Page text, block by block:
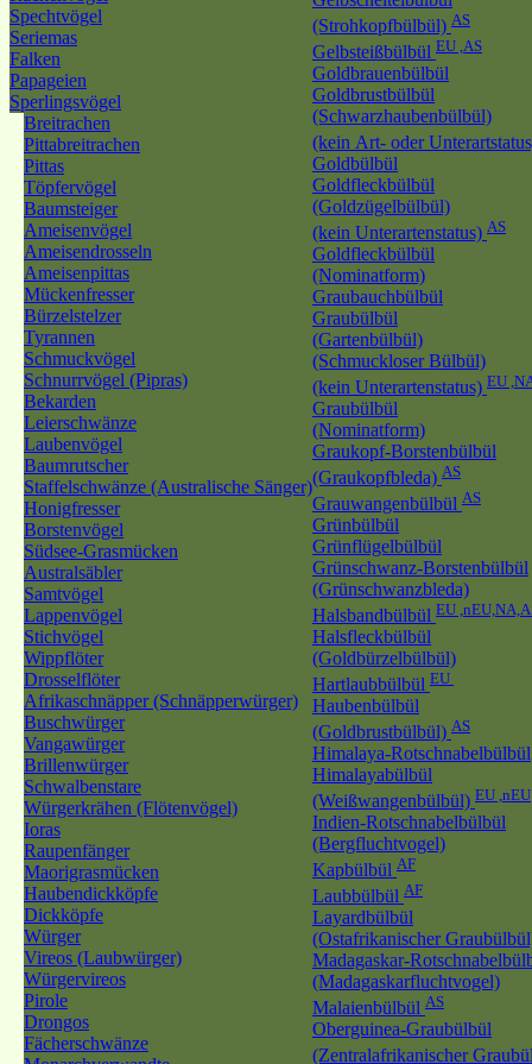
Spechtvögel
Seriemas
Falken
Papageien
Sperlingsvögel
Breitrachen
Pittabreitrachen
Pittas
Töpfervögel
Baumsteiger
Ameisenvögel
Ameisendrosseln
Ameisenpittas
Mückenfresser
Bürzelstelzer
Tyrannen
Schmuckvögel
Schnurrvögel (Pipras)
Bekarden
Leierschwänze
Laubenvögel
Baumrutscher
Staffelschwänze (Australische Sänger)
Honigfresser
Borstenvögel
Südsee-Grasmücken
Australsäbler
Samtvögel
Lappenvögel
Stichvögel
Wippflöter
Drosselflöter
Afrikaschnäpper (Schnäpperwürger)
Buschwürger
Vangawürger
Brillenwürger
Schwalbenstare
Würgerkrähen (Flötenvögel)
Ioras
Raupenfänger
Maorigrasmücken
Haubendickköpfe
Dickköpfe
Würger
Vireos (Laubwürger)
Würgervireos
Pirole
Drongos
Fächerschwänze
(Strohkopfbülbül) AS
Gelbsteißbülbül EU ,AS
Goldbrauenbülbül
Goldbrustbülbül
(Schwarzhaubenbülbül)
(kein Art- oder
Goldbülbül
Goldfleckbülbül
(Goldzügelbülbül)
(kein Unterartenstatus) AS
Goldfleckbülbül
(Nominatform)
Graubauchbülbül
Graubülbül
(Gartenbülbül)
(Schmuckloser Bülbül)
(kein Unterartenstatus) EU
Graubülbül
(Nominatform)
Graukopf-Borstenbülbül
(Graukopfbleda) AS
Grauwangenbülbül AS
Grünbülbül
Grünflügelbülbül
Grünschwanz-Borstenbülbül
(Grünschwanzbleda)
Halsbandbülbül EU
Halsfleckbülbül
(Goldbürzelbülbül)
Hartlaubbülbül EU
Haubenbülbül
(Goldbrustbülbül) AS
Himalaya-Rotschnabelbülbül
Himalayabülbül
(Weißwangenbülbül) EU ,nEU
Indien-Rotschnabelbülbül
(Bergfluchtvogel)
Kapbülbül AF
Laubbülbül AF
Layardbülbül
(Ostafrikanischer
Madagaskar-
(Madagaskarfluchtvogel)
Malaienbülbül AS
Oberguinea-Graubülbül
(Zentralafrikanischer